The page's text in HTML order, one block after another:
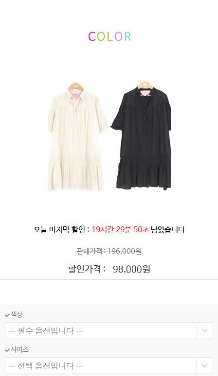
오늘 마지막 할인 : 19시간 29분 46초 남았습니다
판매가격 : 196,000원
할인가격 : 98,000원
색상
사이즈